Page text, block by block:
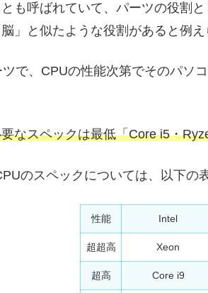
とも呼ばれていて、パーツの役割
」と似たような役割があると例え
で、CPUの性能次第でそのパソ
なスペックは最低「Core i5・
のスペックについては、以下の
性能 Intel
超超高 Xeon
超高 Core i9